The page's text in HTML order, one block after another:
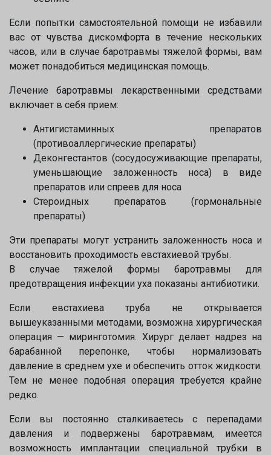
Если попытки самоcтоятельной помощи не избавили
вас от чувства дискомфорта в течение нескольких
часов, или в случае баротравмы тяжелой формы, вам
может понадобиться медицинская помощь.
Лечение баротравмы лекарственными средствами
включает в себя прием:
Антигистаминных препаратов
(противоаллергические препараты)
Деконгестантов (сосудосуживающие препараты,
уменьшающие заложенность носа) в виде
препаратов или спреев для носа
Стероидных препаратов (гормональные
препараты)
Эти препараты могут устранить заложенность носа и
восстановить проходимость евстахиевой трубы.
В случае тяжелой формы баротравмы для
предотвращения инфекции уха показаны антибиотики.
Если евстахиева труба не открывается
вышеуказанными методами, возможна хирургическая
операция — миринготомия. Хирург делает надрез на
барабанной перепонке, чтобы нормализовать
давление в среднем ухе и обеспечить отток жидкости.
Тем не менее подобная операция требуется крайне
редко.
Если вы постоянно сталкиваетесь с перепадами
давления и подвержены баротравмам, имеется
возможность имплантации специальной трубки в
Напишите в наш общий чат
Специалистов
Наши врачи с радостью проконсультируют Вас!